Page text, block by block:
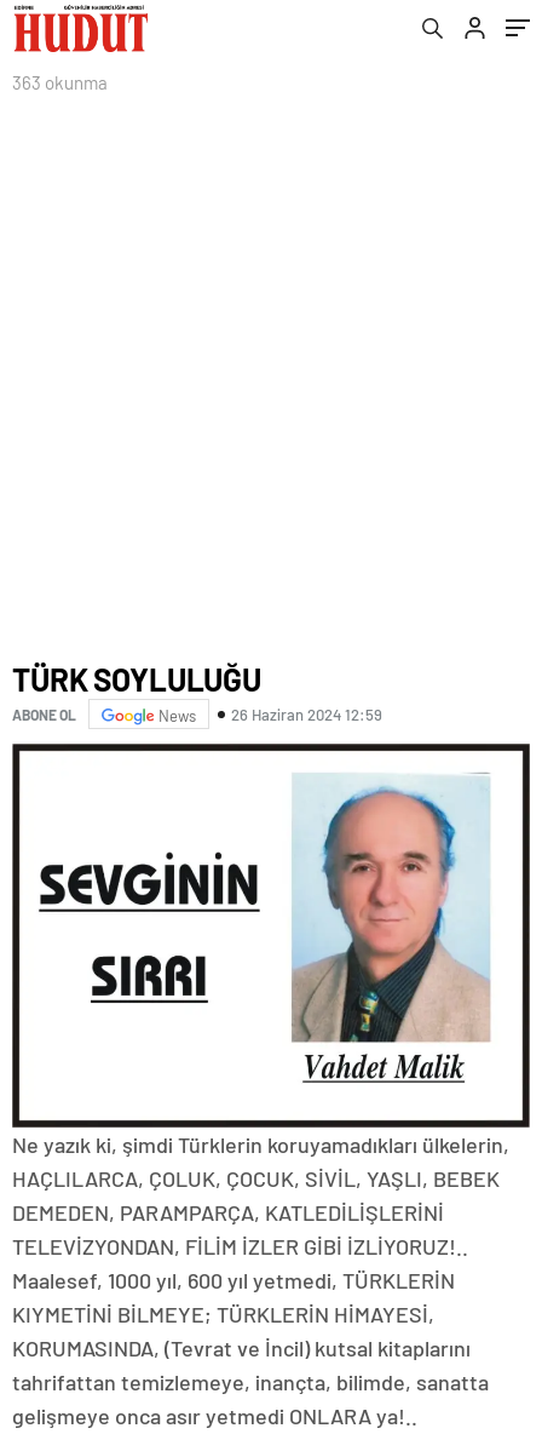
363 okunma
TÜRK SOYLULUĞU
ABONE OL News 26 Haziran 2024 12:59
Ne yazık ki, şimdi Türklerin koruyamadıkları ülkelerin,
HAÇLILARCA, ÇOLUK, ÇOCUK, SİVİL, YAŞLI, BEBEK
DEMEDEN, PARAMPARÇA, KATLEDİLİŞLERİNİ
TELEVİZYONDAN, FİLİM İZLER GİBİ İZLİYORUZ!..
Maalesef, 1000 yıl, 600 yıl yetmedi, TÜRKLERİN
KIYMETİNİ BİLMEYE; TÜRKLERİN HİMAYESİ,
KORUMASINDA, (Tevrat ve İncil) kutsal kitaplarını
tahrifattan temizlemeye, inançta, bilimde, sanatta
gelişmeye onca asır yetmedi ONLARA ya!..